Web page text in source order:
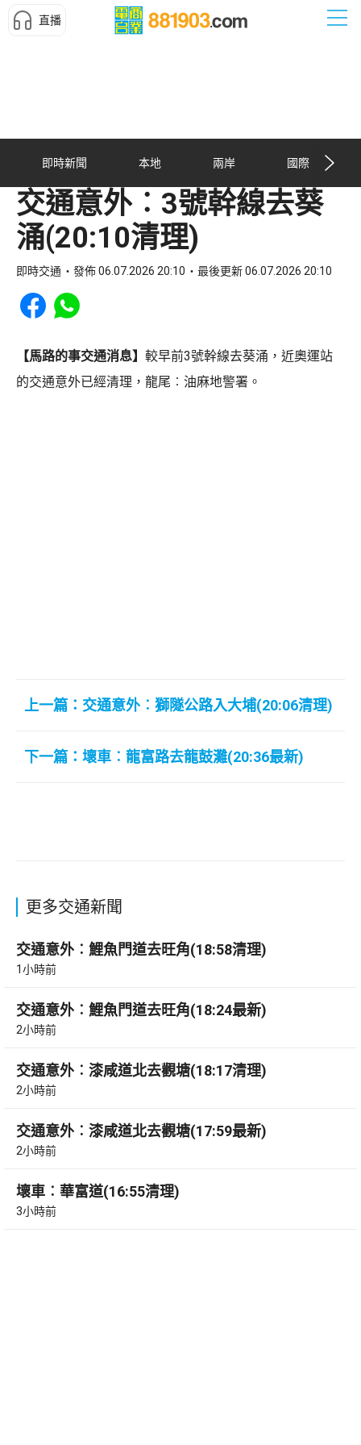
直播
即時新聞 本地 兩岸 國際
交通意外︰3號幹線去葵
涌(20:10清理)
即時交通 發佈 06.07.2026 20:10 最後更新 06.07.2026 20:10
Share to Facebook
Share to WhatsApp
【馬路的事交通消息】 較早前3號幹線去葵涌，近奧運站
的交通意外已經清理，龍尾︰油麻地警署。
上一篇：交通意外︰獅隧公路入大埔(20:06清理)
下一篇：壞車︰龍富路去龍鼓灘(20:36最新)
更多交通新聞
交通意外︰鯉魚門道去旺角(18:58清理)
1小時前
交通意外︰鯉魚門道去旺角(18:24最新)
2小時前
交通意外︰漆咸道北去觀塘(18:17清理)
2小時前
交通意外︰漆咸道北去觀塘(17:59最新)
2小時前
壞車︰華富道(16:55清理)
3小時前